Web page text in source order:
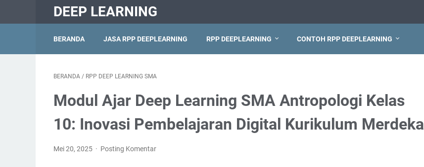
DEEP LEARNING
BERANDA JASA RPP DEEPLEARNING RPP DEEPLEARNING CONTOH RPP DEEPLEARNING
BERANDA / RPP DEEP LEARNING SMA
Modul Ajar Deep Learning SMA Antropologi Kelas
10: Inovasi Pembelajaran Digital Kurikulum Merdeka
Mei 20, 2025 Posting Komentar